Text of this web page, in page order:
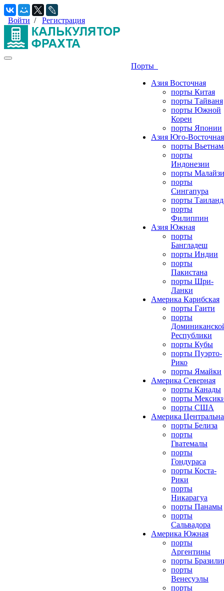
Войти / Регистрация
Порты
Азия Восточная
порты Китая
порты Тайваня
порты Южной
Кореи
порты Японии
Азия Юго-Восточная
порты
порты
Индонезии
порты
порты
Сингапура
порты
порты
Филиппин
Азия Южная
порты
Бангладеш
порты Индии
порты
Пакистана
порты Шри-
Ланки
Америка Карибская
порты Гаити
порты
Республики
порты Кубы
порты Пуэрто-
Рико
порты Ямайки
Америка Северная
порты Канады
порты
порты США
Америка
порты Белиза
порты
Гватемалы
порты
Гондураса
порты Коста-
Рики
порты
Никарагуа
порты Панамы
порты
Сальвадора
Америка Южная
порты
Аргентины
порты
порты
Венесуэлы
порты